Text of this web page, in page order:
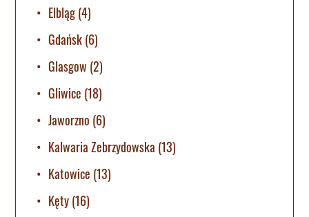
Elbląg(4)
Gdańsk(6)
Glasgow (2)
Gliwice (18)
Jaworzno (6)
Kalwaria Zebrzydowska (13)
Katowice (13)
Kęty(16)